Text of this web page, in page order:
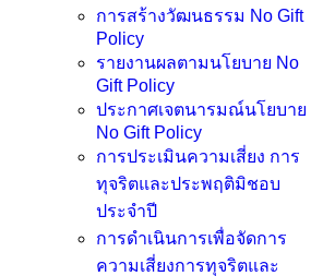
การสร้างวัฒนธรรม No Gift
Policy
รายงานผลตามนโยบาย No
Gift Policy
ประกาศเจตนารมณ์นโยบาย
No Gift Policy
การประเมินความเสี่ยง การ
ทุจริตและประพฤติมิชอบ
ประจำปี
การดำเนินการเพื่อจัดการ
ความเสี่ยงการทุจริตและ